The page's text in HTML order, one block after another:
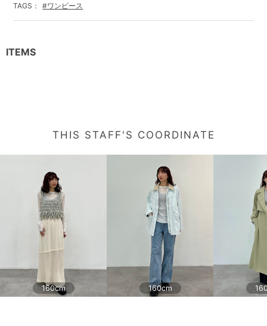
TAGS： #ワンピース
ITEMS
THIS STAFF'S COORDINATE
160cm 160cm